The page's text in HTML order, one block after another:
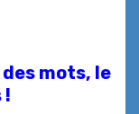
mots, le
!